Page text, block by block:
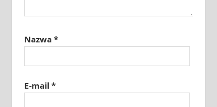
Nazwa *
E-mail *